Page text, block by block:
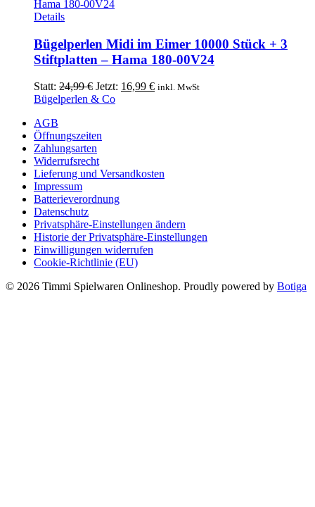
Details
Bügelperlen Midi im Eimer 10000 Stück + 3
Stiftplatten – Hama 180-00V24
Statt: 24,99€ Ursprünglicher
Preis
Jetzt: 16,99 €Aktueller
inkl. MwSt
Bügelperlen & Co
AGB
Öffnungszeiten
Zahlungsarten
Widerrufsrecht
Lieferung und Versandkosten
Impressum
Batterieverordnung
Datenschutz
Privatsphäre-Einstellungen ändern
Historie der Privatsphäre-Einstellungen
Einwilligungen widerrufen
Cookie-Richtlinie (EU)
© 2026 Timmi Spielwaren Onlineshop. Proudly powered by Botiga